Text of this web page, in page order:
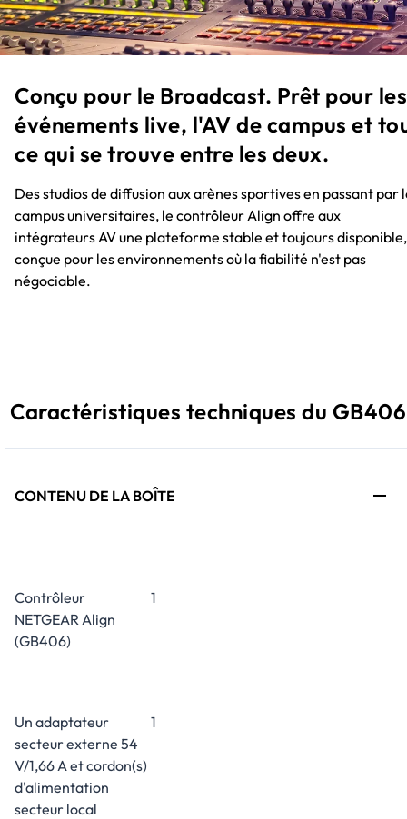
Conçu pour le Broadcast. Prêt pour les
événements live, l'AV de campus et
ce qui se trouve entre les deux.
Des studios de diffusion aux arènes sportives en passant par
campus universitaires, le contrôleur Align offre aux
intégrateurs AV une plateforme stable et toujours disponible,
conçue pour les environnements où la fiabilité n'est pas
négociable.
Caractéristiques techniques du GB406
CONTENU DE LA BOÎTE
Contrôleur
NETGEAR Align
(GB406)
1
Un adaptateur
secteur externe 54
V/1,66 A et cordon(s)
d'alimentation
secteur local
1